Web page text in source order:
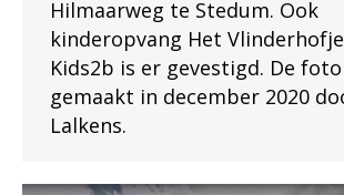
Hilmaarweg te Stedum. Ook
kinderopvang Het
Kids2b is er gevestigd. De
gemaakt in december 2020
Lalkens.